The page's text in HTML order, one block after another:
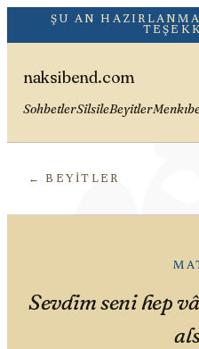
ŞU AN
naksibend.com
SohbetlerSilsileBeyitler
← BEYITLER
Sevdim seni hep